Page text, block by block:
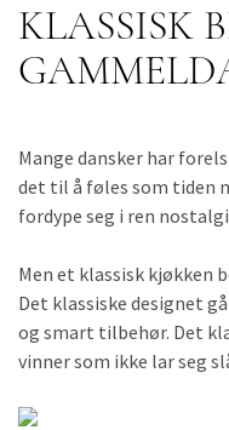
KLASSISK
Mange dansker har
det til å føles som tiden
fordype seg i ren
Men et klassisk kjøkken
Det klassiske designet
og smart tilbehør. Det
vinner som ikke lar seg